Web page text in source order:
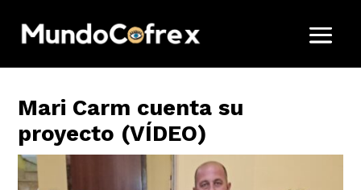
Mari Carm cuenta su
proyecto (VÍDEO)